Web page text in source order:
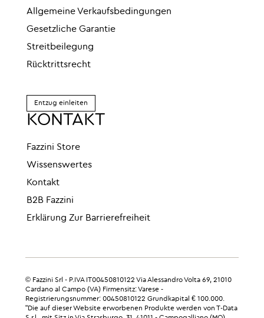
Allgemeine Verkaufsbedingungen
Gesetzliche Garantie
Streitbeilegung
Rücktrittsrecht
Entzug einleiten
KONTAKT
Fazzini Store
Wissenswertes
Kontakt
B2B Fazzini
Erklärung Zur Barrierefreiheit
© Fazzini Srl - P.IVA IT00450810122 Via Alessandro Volta 69, 21010
Cardano al Campo (VA) Firmensitz: Varese -
Registrierungsnummer: 00450810122 Grundkapital € 100.000.
"Die auf dieser Website erworbenen Produkte werden von T-Data